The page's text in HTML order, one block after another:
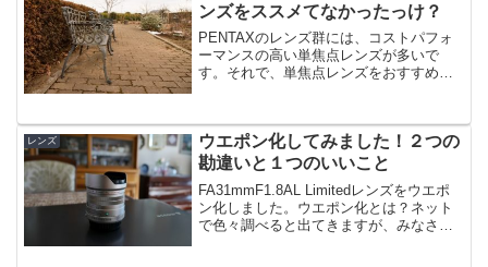
ンズをススメてなかったっけ？
PENTAXのレンズ群には、コストパフォ
ーマンスの高い単焦点レンズが多いで
す。それで、単焦点レンズをおすすめす
ズなどは最高のレンズです。魅力的で
す。だから超広...
レンズ
ウエポン化してみました！２つの
勘違いと１つのいいこと
FA31mmF1.8AL Limitedレンズをウエポ
ン化しました。ウエポン化とは？ネット
で色々調べると出てきますが、みなさん